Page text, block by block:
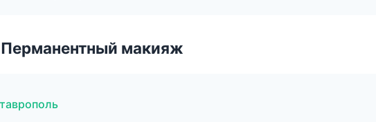
макияж